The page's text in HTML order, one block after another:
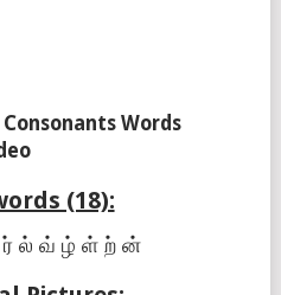
Words
(18):
ல் வ் ழ் ள் ற் ன்